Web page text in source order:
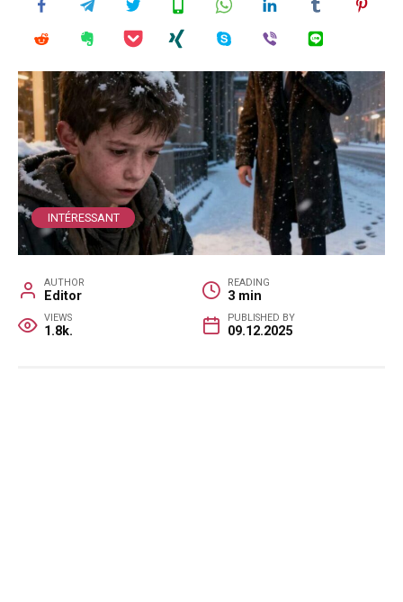
INTÉRESSANT
AUTHOR
Editor
READING
3 min
VIEWS
1.8k.
PUBLISHED BY
09.12.2025